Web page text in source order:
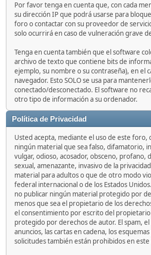
Por favor tenga en cuenta que, con cada
su dirección IP que podrá usarse para
foro o contactar con su proveedor de
solo ocurrirá en caso de vulneración grave
Tenga en cuenta también que el software
archivo de texto que contiene bits de
ejemplo, su nombre o su contraseña), en el
navegador. Esto SOLO se usa para
conectado/desconectado. El software no
otro tipo de información a su ordenador.
Política de Privacidad
Usted acepta, mediante el uso de este foro,
ningún material que sea falso, difamatorio,
vulgar, odioso, acosador, obsceno, profano,
sexual, amenazante, invasivo de la
material para adultos o que de otro modo
federal internacional o de los Estados
no publicar ningún material protegido por
menos que sea el propietario de los
el consentimiento por escrito del
protegido por derechos de autor. El spam,
anuncios, las cartas en cadena, los
solicitudes también están prohibidos en